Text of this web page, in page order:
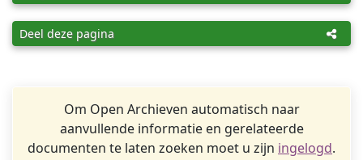
Deel deze pagina
Om Open Archieven automatisch naar
aanvullende informatie en gerelateerde
documenten te laten zoeken moet u zijn ingelogd.